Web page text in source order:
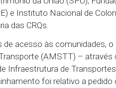
de acesso às
do uso de drogas
de Justiça
Federal (MPF),